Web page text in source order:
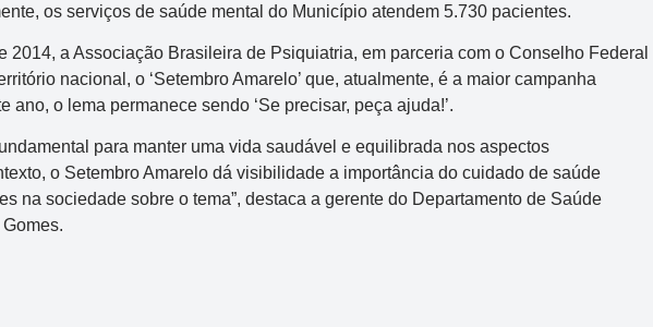
os serviços de saúde mental do Município atendem 5.730 pacientes.
2014, a Associação Brasileira de Psiquiatria, em parceria com o Conselho Federal
nacional, o ‘Setembro Amarelo’ que, atualmente, é a maior campanha
ano, o lema permanece sendo ‘Se precisar, peça ajuda!’.
para manter uma vida saudável e equilibrada nos aspectos
o Setembro Amarelo dá visibilidade a importância do cuidado de saúde
na sociedade sobre o tema”, destaca a gerente do Departamento de Saúde
21 30 31 02
38 48
Mega-Sena
Concurso 3041
16 21 24 31 43 54